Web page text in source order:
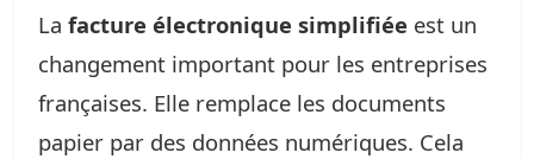
La facture électronique simplifiée est un
changement important pour les entreprises
françaises. Elle remplace les documents
papier par des données numériques. Cela